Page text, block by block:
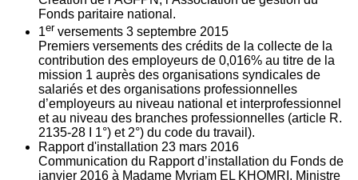
Fonds paritaire national.
1er versements 3 septembre 2015
Premiers versements des crédits de la collecte de la
contribution des employeurs de 0,016% au titre de la
mission 1 auprès des organisations syndicales de
salariés et des organisations professionnelles
d’employeurs au niveau national et interprofessionnel
et au niveau des branches professionnelles (article R.
2135‐28 I 1°) et 2°) du code du travail).
Rapport d'installation 23 mars 2016
Communication du Rapport d’installation du Fonds de
janvier 2016 à Madame Myriam EL KHOMRI, Ministre